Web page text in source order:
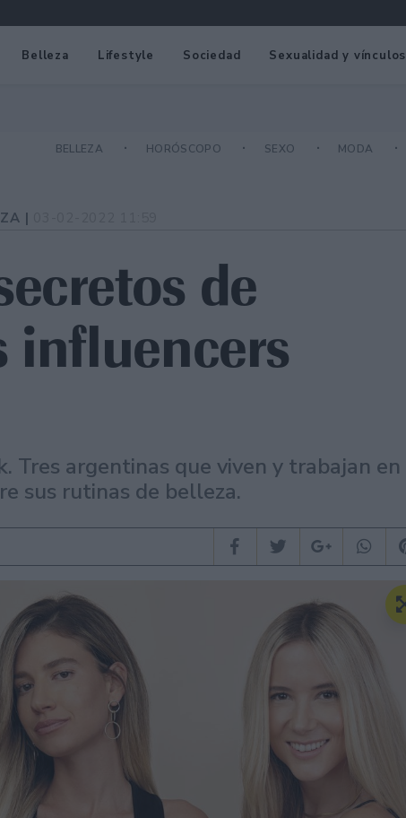
Belleza Lifestyle Sociedad Sexualidad y vínculos
BELLEZA HORÓSCOPO SEXO MODA
|
de
influencers
Tres argentinas que viven y trabajan en
sus rutinas de belleza.